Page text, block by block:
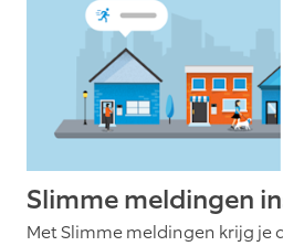
Slimme meldingen
Met Slimme meldingen krijg je